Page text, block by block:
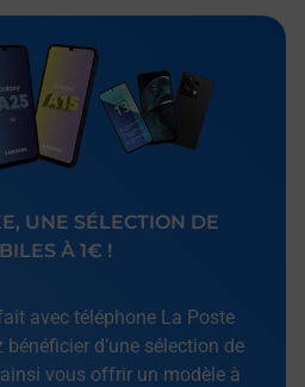
UNE SÉLECTION DE
À 1€ !
avec téléphone La Poste
d’une sélection de
vous offrir un modèle à